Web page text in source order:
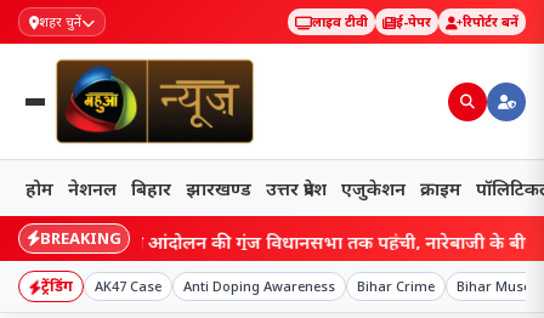
शहर चुनें लाइव टीवी ई-पेपर रिपोर्टर बनें
होम नेशनल बिहार झारखण्ड उत्तर प्रदेश एजुकेशन क्राइम
BREAKING
छात्र आंदोलन की गूंज विधानसभा तक पहुंची, नारेबाजी के बीच हेमंत
ट्रेंडिंग AK47 Case Anti Doping Awareness Bihar Crime Bihar